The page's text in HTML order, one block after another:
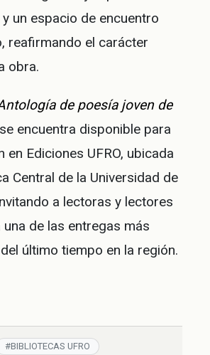
un espacio de encuentro
reafirmando el carácter
obra.
de poesía joven de
encuentra disponible para
en Ediciones UFRO, ubicada
Central de la Universidad de
a lectoras y lectores
de las entregas más
último tiempo en la región.
#BIBLIOTECAS UFRO